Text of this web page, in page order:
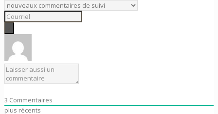
3 Commentaires
plus récents